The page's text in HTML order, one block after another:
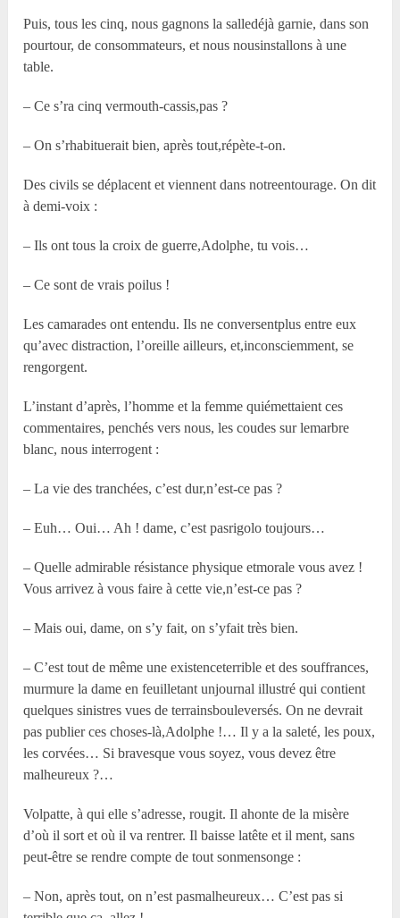
Puis, tous les cinq, nous gagnons la salledéjà garnie, dans son
pourtour, de consommateurs, et nous nousinstallons à une
table.
– Ce s’ra cinq vermouth-cassis,pas ?
– On s’rhabituerait bien, après tout,répète-t-on.
Des civils se déplacent et viennent dans notreentourage. On dit
à demi-voix :
– Ils ont tous la croix de guerre,Adolphe, tu vois…
– Ce sont de vrais poilus !
Les camarades ont entendu. Ils ne conversentplus entre eux
qu’avec distraction, l’oreille ailleurs, et,inconsciemment, se
rengorgent.
L’instant d’après, l’homme et la femme quiémettaient ces
commentaires, penchés vers nous, les coudes sur lemarbre
blanc, nous interrogent :
– La vie des tranchées, c’est dur,n’est-ce pas ?
– Euh… Oui… Ah ! dame, c’est pasrigolo toujours…
– Quelle admirable résistance physique etmorale vous avez !
Vous arrivez à vous faire à cette vie,n’est-ce pas ?
– Mais oui, dame, on s’y fait, on s’yfait très bien.
– C’est tout de même une existenceterrible et des souffrances,
murmure la dame en feuilletant unjournal illustré qui contient
quelques sinistres vues de terrainsbouleversés. On ne devrait
pas publier ces choses-là,Adolphe !… Il y a la saleté, les poux,
les corvées… Si bravesque vous soyez, vous devez être
malheureux ?…
Volpatte, à qui elle s’adresse, rougit. Il ahonte de la misère
d’où il sort et où il va rentrer. Il baisse latête et il ment, sans
peut-être se rendre compte de tout sonmensonge :
– Non, après tout, on n’est pasmalheureux… C’est pas si